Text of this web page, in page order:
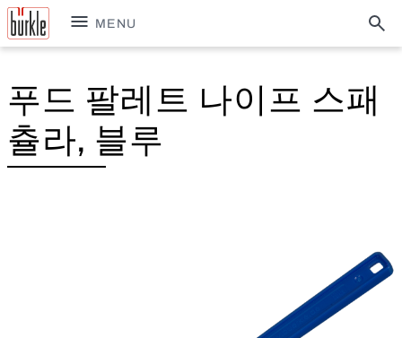
MENU
푸드 팔레트 나이프 스패
츌라, 블루